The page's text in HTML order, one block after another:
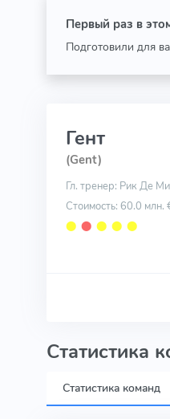
Первый раз в
Подготовили для
Гент
(Gent)
Гл. тренер: Рик Де
Стоимость: 60.0 млн.
⬤ ⬤ ⬤ ⬤ ⬤
Статистика
Статистика команд